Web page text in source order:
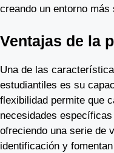
creando un entorno
Ventajas de la
Una de las
estudiantiles es su
flexibilidad permite que
necesidades
ofreciendo una serie de
identificación y